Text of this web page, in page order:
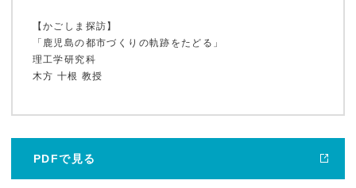
【かごしま探訪】
「鹿児島の都市づくりの軌跡をたどる」
理工学研究科
木方 十根 教授
PDFで見る